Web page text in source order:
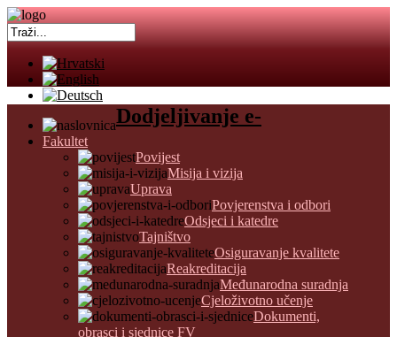
Fakultet
Povijest
Misija i vizija
Uprava
Povjerenstva i odbori
Odsjeci i katedre
Tajništvo
Osiguravanje kvalitete
Reakreditacija
Međunarodna suradnja
Cjeloživotno učenje
Dokumenti,
obrasci i sjednice FV
Dodjeljivanje e-